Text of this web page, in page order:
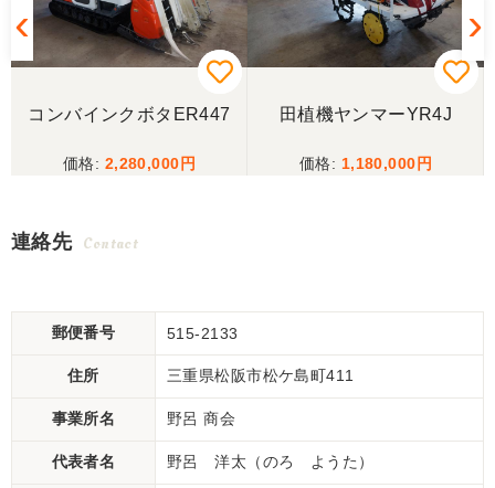
コンバインクボタER447
2,280,000
田植機ヤンマーYR4J
1,180,000
連絡先 Contact
郵便番号 515-2133
住所 三重県松阪市松ケ島町411
事業所名 野呂 商会
代表者名 野呂 洋太（のろ ようた）